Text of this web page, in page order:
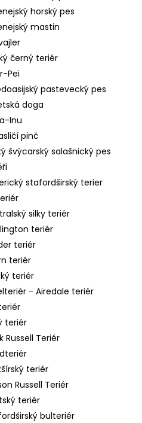
horský pes
mastin
černý teriér
Pei
pastevecký pes
doga
Inu
pinč
švýcarský salašnický pes
stafordširský terier
silky teriér
teriér
teriér
teriér
teriér
- Airedale teriér
teriér
Russell Teriér
teriér
Russell Teriér
teriér
bulteriér